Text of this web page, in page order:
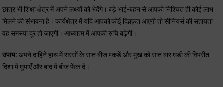
छात्र भी शिक्षा क्षेत्र में अपने लक्ष्यों को भेदेंगे। बड़े भाई-बहन से आपको निश्चित ही कोई लाभ
मिलने की संभावना है। कार्यक्षेत्र में यदि आपको कोई दिक़्क़त आएगी तो सीनियर्स की सहायता
वह समस्या दूर हो जाएगी। आध्यात्म में आपकी रुचि बढ़ेगी।
उपाय: अपने दाहिने हाथ में सरसों के सात बीज पकड़ें और मुख को सात बार घड़ी की विपरीत
दिशा में घुमाएँ और बाद में बीज फेंक दें।